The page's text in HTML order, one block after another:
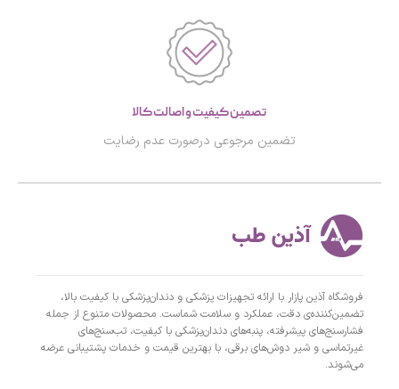
تصمین کیفیت و اصالت کالا
تضمین مرجوعی درصورت عدم رضایت
فروشگاه آذین پازار با ارائه تجهیزات پزشکی و دندان‌پزشکی با کیفیت بالا،
تضمین‌کننده‌ی دقت، عملکرد و سلامت شماست. محصولات متنوع از جمله
فشارسنج‌های پیشرفته، پنبه‌های دندان‌پزشکی با کیفیت، تب‌سنج‌های
غیرتماسی و شیر دوش‌های برقی، با بهترین قیمت و خدمات پشتیبانی عرضه
می‌شوند.